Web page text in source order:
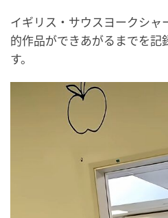
イギリス・サウスヨークシャ
的作品ができあがるまでを記
す。